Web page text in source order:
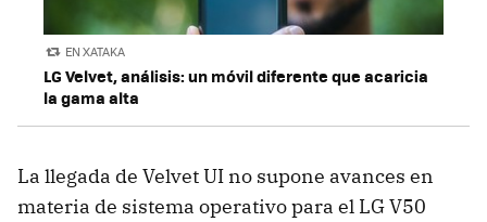
EN XATAKA
LG Velvet, análisis: un móvil diferente que acaricia
la gama alta
La llegada de Velvet UI no supone avances en
materia de sistema operativo para el LG V50